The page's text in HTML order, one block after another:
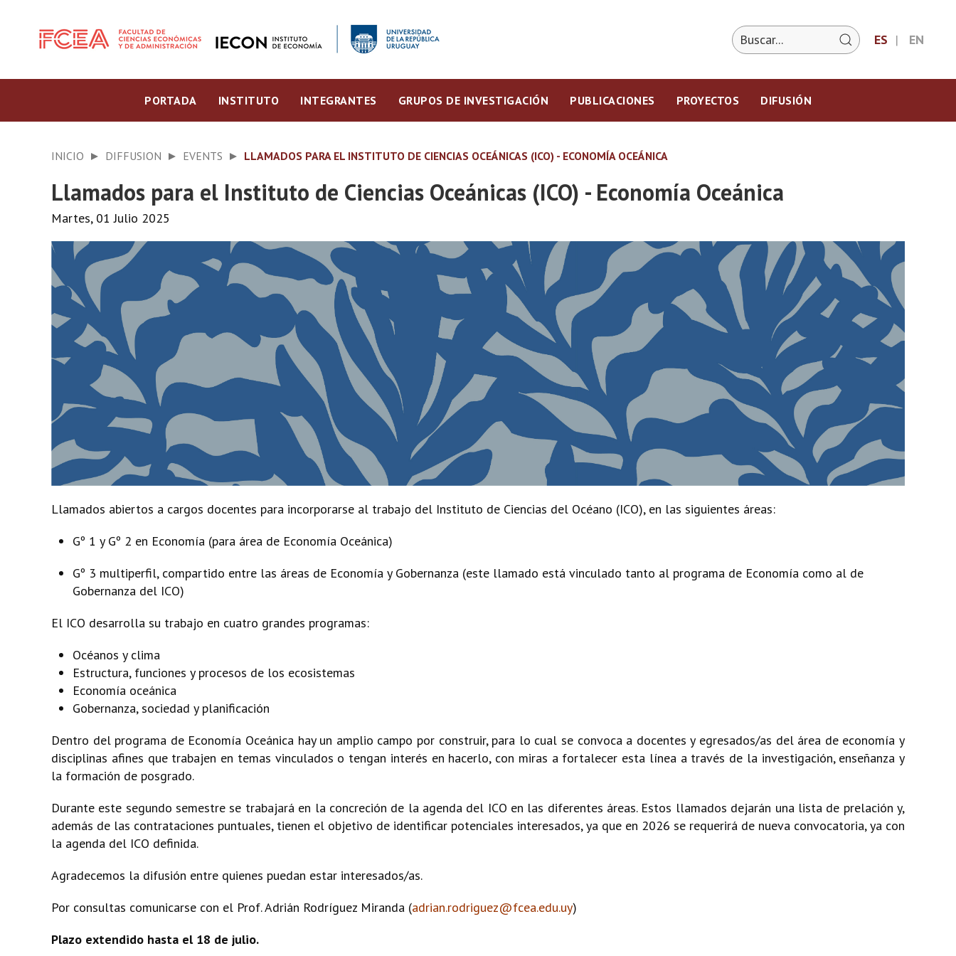
ES EN
PORTADA INSTITUTO INTEGRANTES GRUPOS DE INVESTIGACIÓN PUBLICACIONES PROYECTOS DIFUSIÓN
INICIO DIFFUSION EVENTS LLAMADOS PARA EL INSTITUTO DE CIENCIAS OCEÁNICAS (ICO) - ECONOMÍA OCEÁNICA
Llamados para el Instituto de Ciencias Oceánicas (ICO) - Economía Oceánica
Martes, 01 Julio 2025
Llamados abiertos a cargos docentes para incorporarse al trabajo del Instituto de Ciencias del Océano (ICO), en las siguientes áreas:
Gº 1 y Gº 2 en Economía (para área de Economía Oceánica)
Gº 3 multiperfil, compartido entre las áreas de Economía y Gobernanza (este llamado está vinculado tanto al programa de Economía como al de
Gobernanza del ICO)
El ICO desarrolla su trabajo en cuatro grandes programas:
Océanos y clima
Estructura, funciones y procesos de los ecosistemas
Economía oceánica
Gobernanza, sociedad y planificación
Dentro del programa de Economía Oceánica hay un amplio campo por construir, para lo cual se convoca a docentes y egresados/as del área de economía y
disciplinas afines que trabajen en temas vinculados o tengan interés en hacerlo, con miras a fortalecer esta línea a través de la investigación, enseñanza y
la formación de posgrado.
Durante este segundo semestre se trabajará en la concreción de la agenda del ICO en las diferentes áreas. Estos llamados dejarán una lista de prelación y,
además de las contrataciones puntuales, tienen el objetivo de identificar potenciales interesados, ya que en 2026 se requerirá de nueva convocatoria, ya con
la agenda del ICO definida.
Agradecemos la difusión entre quienes puedan estar interesados/as.
Por consultas comunicarse con el Prof. Adrián Rodríguez Miranda (adrian.rodriguez@fcea.edu.uy)
Plazo extendido hasta el 18 de julio.